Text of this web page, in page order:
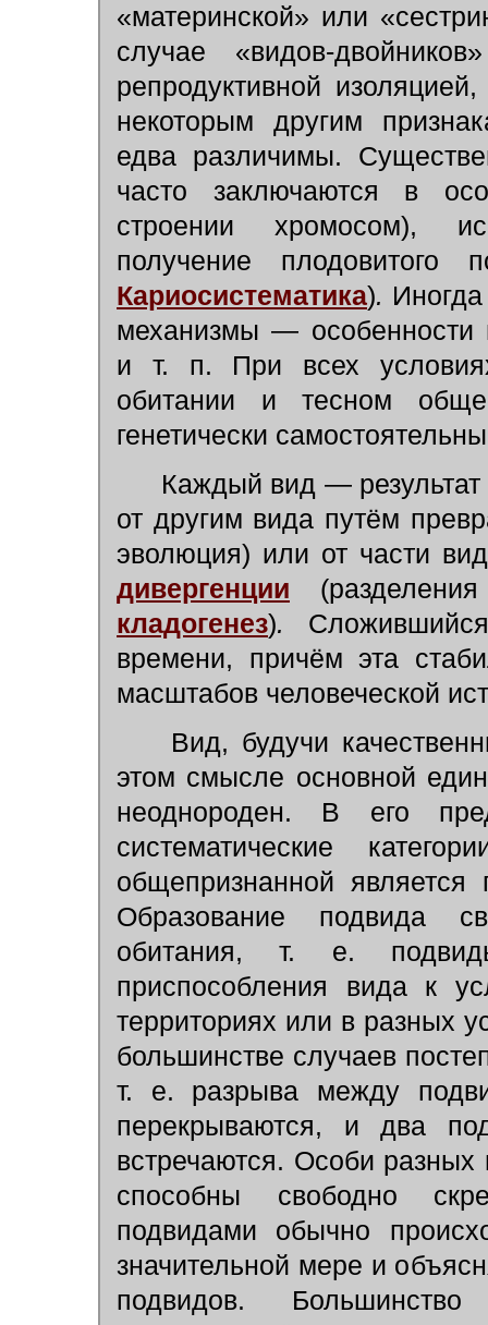
«материнской» или
случае «видов-
репродуктивной
некоторым другим
едва различимы.
часто заключаются в
строении хромосом),
получение плодовитого
Кариосистематика).
механизмы — особенности
и т. п. При всех
обитании и тесном
генетически
Каждый вид — результат
от другим вида путём
эволюция) или от части
дивергенции
кладогенез).
времени, причём эта
масштабов человеческой
Вид, будучи
этом смысле основной
неоднороден. В его
систематические
общепризнанной
Образование подвида
обитания, т. е.
приспособления вида к
территориях или в разных
большинстве случаев
т. е. разрыва между
перекрываются, и два
встречаются. Особи разных
способны свободно
подвидами обычно
значительной мере и
подвидов.